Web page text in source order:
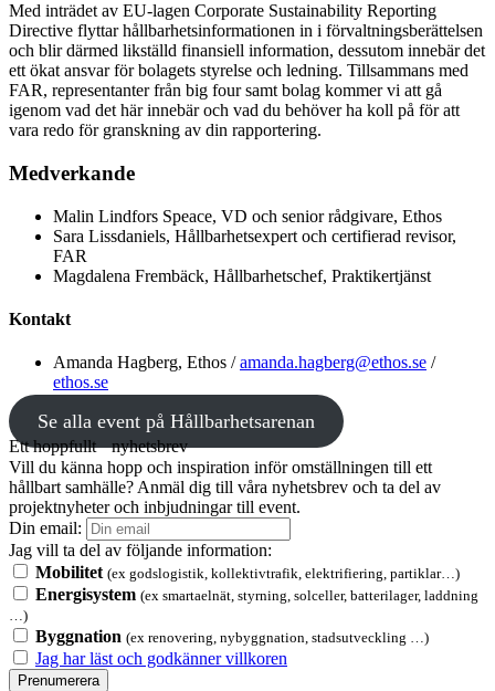
Med inträdet av EU-lagen Corporate Sustainability Reporting
Directive flyttar hållbarhetsinformationen in i förvaltningsberättelsen
och blir därmed likställd finansiell information, dessutom innebär det
ett ökat ansvar för bolagets styrelse och ledning. Tillsammans med
FAR, representanter från big four samt bolag kommer vi att gå
igenom vad det här innebär och vad du behöver ha koll på för att
vara redo för granskning av din rapportering.
Medverkande
Malin Lindfors Speace, VD och senior rådgivare, Ethos
Sara Lissdaniels, Hållbarhetsexpert och certifierad revisor,
FAR
Magdalena Frembäck, Hållbarhetschef, Praktikertjänst
Kontakt
Amanda Hagberg, Ethos /amanda.hagberg@ethos.se /
ethos.se
Se alla event på Hållbarhetsarenan
Ett hoppfullt nyhetsbrev
Vill du känna hopp och inspiration inför omställningen till ett
hållbart samhälle? Anmäl dig till våra nyhetsbrev och ta del av
projektnyheter och inbjudningar till event.
Din email:
Jag vill ta del av följande information:
Mobilitet (ex godslogistik, kollektivtrafik, elektrifiering, partiklar…)
Energisystem (ex smartaelnät, styrning, solceller, batterilager, laddning
…)
Byggnation (ex renovering, nybyggnation, stadsutveckling …)
Jag har läst och godkänner villkoren
Prenumerera